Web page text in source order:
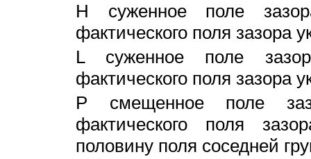
H суженное поле
фактического поля зазора
L суженное поле
фактического поля зазора
P смещенное поле
фактического поля
половину поля соседней